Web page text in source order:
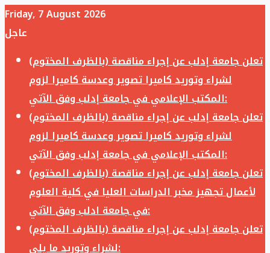
Friday, 7 August 2026
عاجل
تعلن جامعة إدلب عن إجراء مناقصة (بالظرف المختوم)
لشراء وتوريد كاميرا تصوير وعدسة كاميرا لزوم
المكتب الإعلامي في جامعة إدلب وفق الآتي:
تعلن جامعة إدلب عن إجراء مناقصة (بالظرف المختوم)
لشراء وتوريد كاميرا تصوير وعدسة كاميرا لزوم
المكتب الإعلامي في جامعة إدلب وفق الآتي:
تعلن جامعة إدلب عن إجراء مناقصة (بالظرف المختوم)
لأعمال تجهيز مخبر الدراسات العليا في كلية العلوم
في جامعة ادلب وفق الآتي:
تعلن جامعة إدلب عن إجراء مناقصة (بالظرف المختوم)
لشراء وتوريد ما يلي: